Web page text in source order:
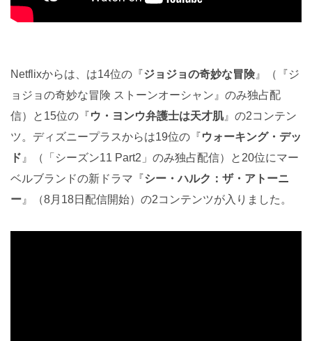
Netflixからは、は14位の『ジョジョの奇妙な冒険』（『ジ
ョジョの奇妙な冒険 ストーンオーシャン』のみ独占配
信）と15位の『ウ・ヨンウ弁護士は天才肌』の2コンテン
ツ。ディズニープラスからは19位の『ウォーキング・デッ
ド 』（「シーズン11 Part2」のみ独占配信）と20位にマー
ベルブランドの新ドラマ『シー・ハルク：ザ・アトーニ
ー 』（8月18日配信開始）の2コンテンツが入りました。